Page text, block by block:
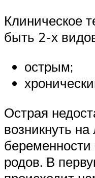
Клиническое
быть 2-х
острым;
Острая
возникнуть
родов. В